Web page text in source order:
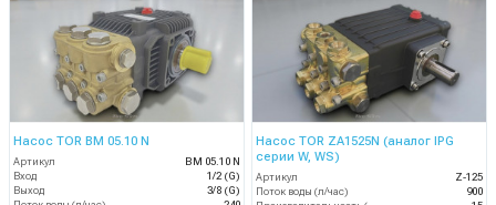
Насос TOR BM 05.10 N
Артикул
BM 05.10 N
Вход
1/2 (G)
Выход
3/8 (G)
Насос TOR ZA1525N (аналог IPG
серии W, WS)
Артикул
Z-125
Поток воды (л/час)
900